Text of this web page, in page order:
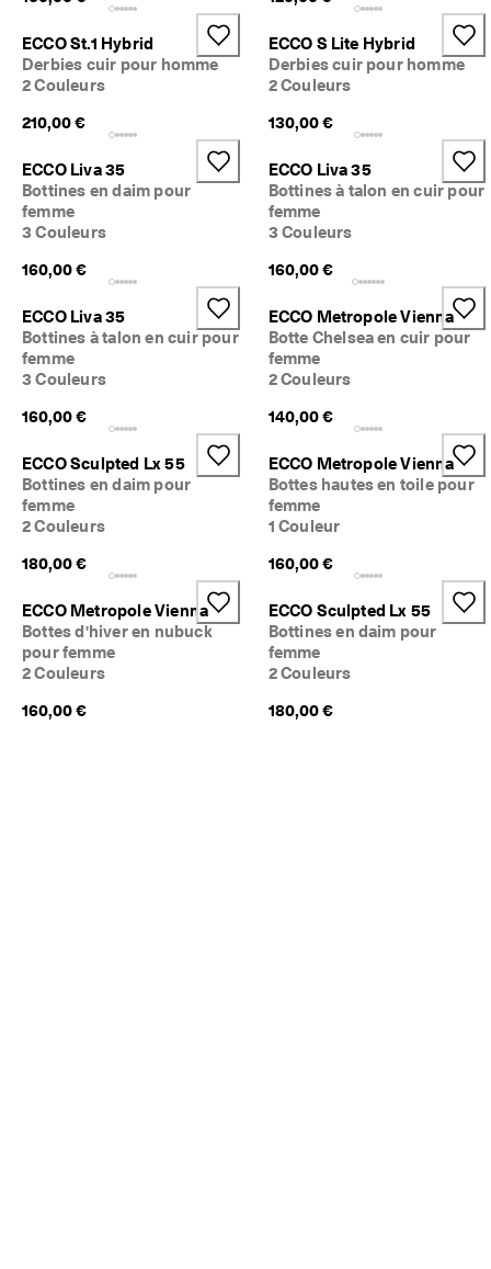
ECCO St.1 Hybrid
Derbies cuir pour homme
2 Couleurs
210,00 €
ECCO S Lite Hybrid
Derbies cuir pour homme
2 Couleurs
130,00 €
ECCO Liva 35
Bottines en daim pour
femme
3 Couleurs
160,00 €
ECCO Liva 35
Bottines à talon en cuir pour
femme
3 Couleurs
160,00 €
ECCO Liva 35
Bottines à talon en cuir pour
femme
3 Couleurs
160,00 €
ECCO Metropole Vienna
Botte Chelsea en cuir pour
femme
2 Couleurs
140,00 €
ECCO Sculpted Lx 55
Bottines en daim pour
femme
2 Couleurs
180,00 €
ECCO Metropole Vienna
Bottes hautes en toile pour
femme
1 Couleur
160,00 €
ECCO Metropole Vienna
Bottes d'hiver en nubuck
pour femme
2 Couleurs
160,00 €
ECCO Sculpted Lx 55
Bottines en daim pour
femme
2 Couleurs
180,00 €